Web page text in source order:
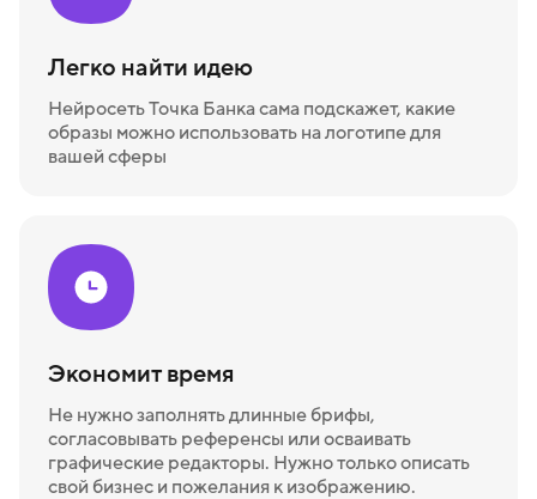
Легко найти идею
Нейросеть Точка Банка сама подскажет, какие
образы можно использовать на логотипе для
вашей сферы
Экономит время
Не нужно заполнять длинные брифы,
согласовывать референсы или осваивать
графические редакторы. Нужно только описать
свой бизнес и пожелания к изображению.